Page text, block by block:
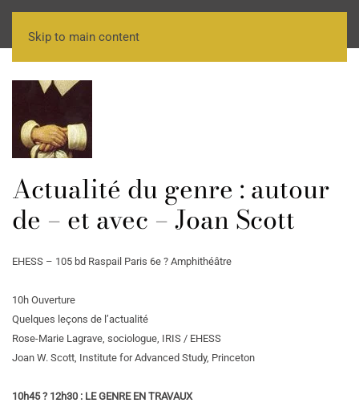
Skip to main content
Actualité du genre : autour
de – et avec – Joan Scott
EHESS – 105 bd Raspail Paris 6e ? Amphithéâtre
10h Ouverture
Quelques leçons de l’actualité
Rose-Marie Lagrave, sociologue, IRIS / EHESS
Joan W. Scott, Institute for Advanced Study, Princeton
10h45 ? 12h30 : LE GENRE EN TRAVAUX